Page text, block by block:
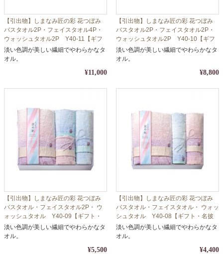
【引出物】しまなみ匠の彩 花つぼみ
バスタオル2P・フェイスタオル4P・
ウォッシュタオル2P Y40-11【ギフ
ト・名披露目・タオル】【包装・熨斗
対応】
淡い色調が美しい繊細でやわらかなタ
オル。
¥11,000
【引出物】しまなみ匠の彩 花つぼみ
バスタオル2P・フェイスタオル2P・
ウォッシュタオル2P Y40-10【ギフ
ト・名披露目・タオル】【包装・熨斗
対応】
淡い色調が美しい繊細でやわらかなタ
オル。
¥8,800
【引出物】しまなみ匠の彩 花つぼみ
バスタオル・フェイスタオル2P・ ウ
ォッシュタオル Y40-09【ギフト・
名披露目・タオル】【包装・熨斗対
応】
淡い色調が美しい繊細でやわらかなタ
オル。
¥5,500
【引出物】しまなみ匠の彩 花つぼみ
バスタオル・フェイスタオル・ ウォッ
シュタオル Y40-08【ギフト・名披
露目・タオル】【包装・熨斗対応】
淡い色調が美しい繊細でやわらかなタ
オル。
¥4,400